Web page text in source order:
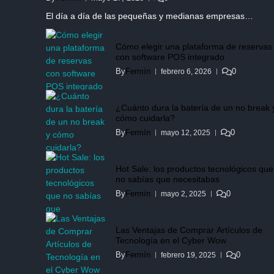
El día a día de las pequeñas y medianas empresas…
Cómo elegir una plataforma de reservas
con software POS integrado
ByFermín febrero 6, 2026 0
¿Cuánto dura la batería de un no break
cómo cuidarla?
ByFermín mayo 12, 2025 0
Hot Sale: los productos tecnológicos que
no sabías que necesitabas
ByFermín mayo 2, 2025 0
Las Ventajas de Comprar Artículos de
Tecnología en el Cyber Wow
ByFermín febrero 19, 2025 0